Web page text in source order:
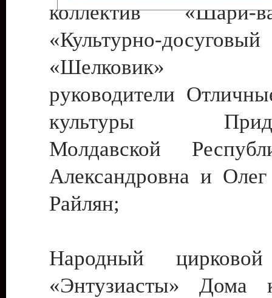
коллектив
«Культурно-
«Шелковик»
руководители
культуры
Молдавской
Александровна и
Райлян;
Народный цирковой
«Энтузиасты» Дома